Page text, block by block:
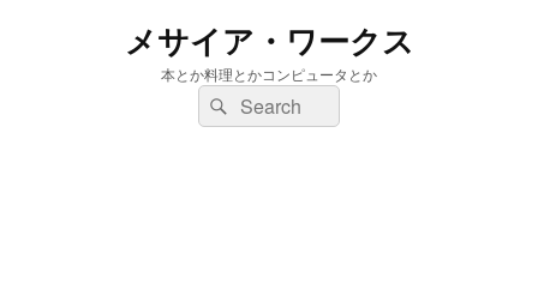
メサイア・ワークス
本とか料理とかコンピュータとか
検
索:
検
索